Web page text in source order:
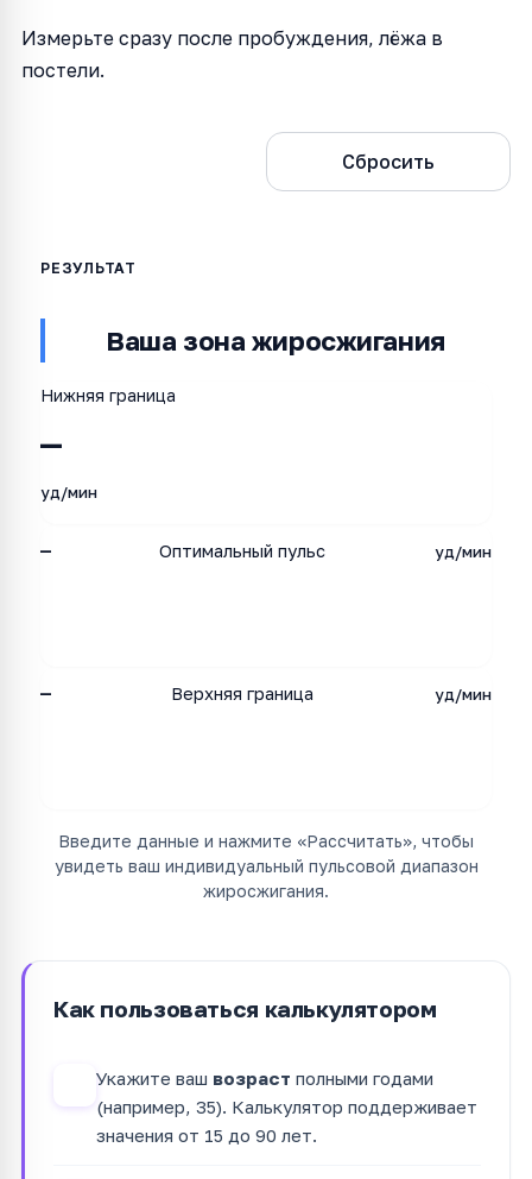
Измерьте сразу после пробуждения, лёжа в
постели.
Сбросить
Ваша зона жиросжигания
—
Нижняя граница
уд/мин
— Оптимальный пульс уд/мин
— Верхняя граница уд/мин
Введите данные и нажмите «Рассчитать», чтобы
увидеть ваш индивидуальный пульсовой диапазон
жиросжигания.
Как пользоваться калькулятором
Укажите ваш возраст полными годами
(например, 35). Калькулятор поддерживает
значения от 15 до 90 лет.